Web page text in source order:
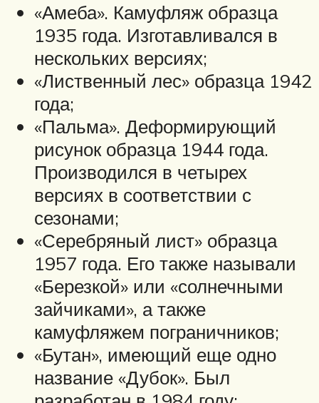
«Амеба». Камуфляж образца
1935 года. Изготавливался в
нескольких версиях;
«Лиственный лес» образца 1942
года;
«Пальма». Деформирующий
рисунок образца 1944 года.
Производился в четырех
версиях в соответствии с
сезонами;
«Серебряный лист» образца
1957 года. Его также называли
«Березкой» или «солнечными
зайчиками», а также
камуфляжем пограничников;
«Бутан», имеющий еще одно
название «Дубок». Был